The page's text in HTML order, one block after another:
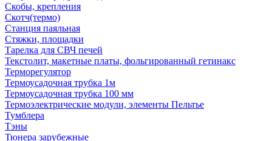
Скобы, крепления
Скотч(термо)
Станция паяльная
Стяжки, площадки
Тарелка для СВЧ печей
Текстолит, макетные платы, фольгированный гетинакс
Терморегулятор
Термоусадочная трубка 1м
Термоусадочная трубка 100 мм
Термоэлектрические модули, элементы Пельтье
Тумблера
Тэны
Тюнера зарубежные